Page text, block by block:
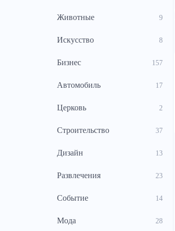
Животные 9
Искусство 8
Бизнес 157
Автомобиль 17
Церковь 2
Строительство 37
Дизайн 13
Развлечения 23
Событие 14
Мода 28